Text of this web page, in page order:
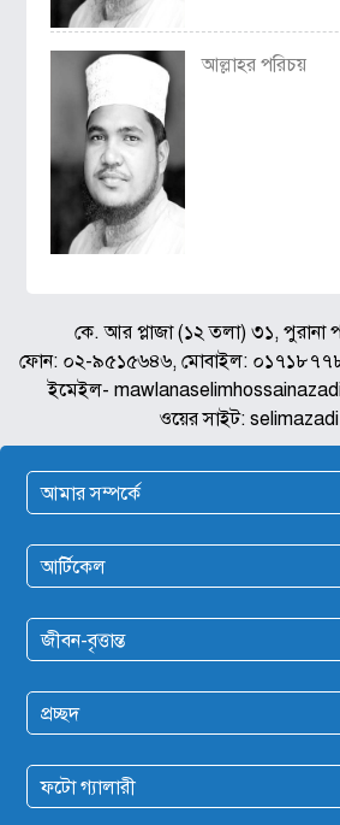
আল্লাহর পরিচয়
কে. আর প্লাজা (১২ তলা) ৩১, পুরানা
ফোন: ০২-৯৫১৫৬৪৬, মোবাইল:
ইমেইল-
ওয়ের সাইট:
আমার সম্পর্কে
আর্টিকেল
জীবন-বৃত্তান্ত
প্রচ্ছদ
ফটো গ্যালারী